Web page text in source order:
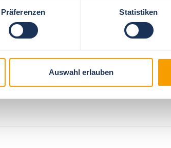
Präferenzen Statistiken
Auswahl erlauben
5Gesamteindruck